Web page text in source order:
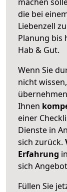
die bei
Liebenzell
Planung bis
Hab & Gut.
Wenn Sie
nicht
Ihnen
einer
Dienste in
sich zurück.
Erfahrung
sich
Füllen Sie